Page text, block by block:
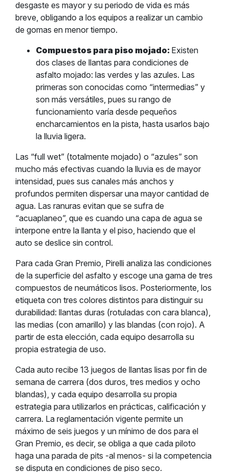
desgaste es mayor y su periodo de vida es más
breve, obligando a los equipos a realizar un cambio
de gomas en menor tiempo.
Compuestos para piso mojado: Existen
dos clases de llantas para condiciones de
asfalto mojado: las verdes y las azules. Las
primeras son conocidas como “intermedias” y
son más versátiles, pues su rango de
funcionamiento varía desde pequeños
encharcamientos en la pista, hasta usarlos bajo
la lluvia ligera.
Las “full wet” (totalmente mojado) o “azules” son
mucho más efectivas cuando la lluvia es de mayor
intensidad, pues sus canales más anchos y
profundos permiten dispersar una mayor cantidad de
agua. Las ranuras evitan que se sufra de
“acuaplaneo”, que es cuando una capa de agua se
interpone entre la llanta y el piso, haciendo que el
auto se deslice sin control.
Para cada Gran Premio, Pirelli analiza las condiciones
de la superficie del asfalto y escoge una gama de tres
compuestos de neumáticos lisos. Posteriormente, los
etiqueta con tres colores distintos para distinguir su
durabilidad: llantas duras (rotuladas con cara blanca),
las medias (con amarillo) y las blandas (con rojo). A
partir de esta elección, cada equipo desarrolla su
propia estrategia de uso.
Cada auto recibe 13 juegos de llantas lisas por fin de
semana de carrera (dos duros, tres medios y ocho
blandas), y cada equipo desarrolla su propia
estrategia para utilizarlos en prácticas, calificación y
carrera. La reglamentación vigente permite un
máximo de seis juegos y un mínimo de dos para el
Gran Premio, es decir, se obliga a que cada piloto
haga una parada de pits -al menos- si la competencia
se disputa en condiciones de piso seco.